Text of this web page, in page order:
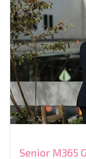
Senior M365